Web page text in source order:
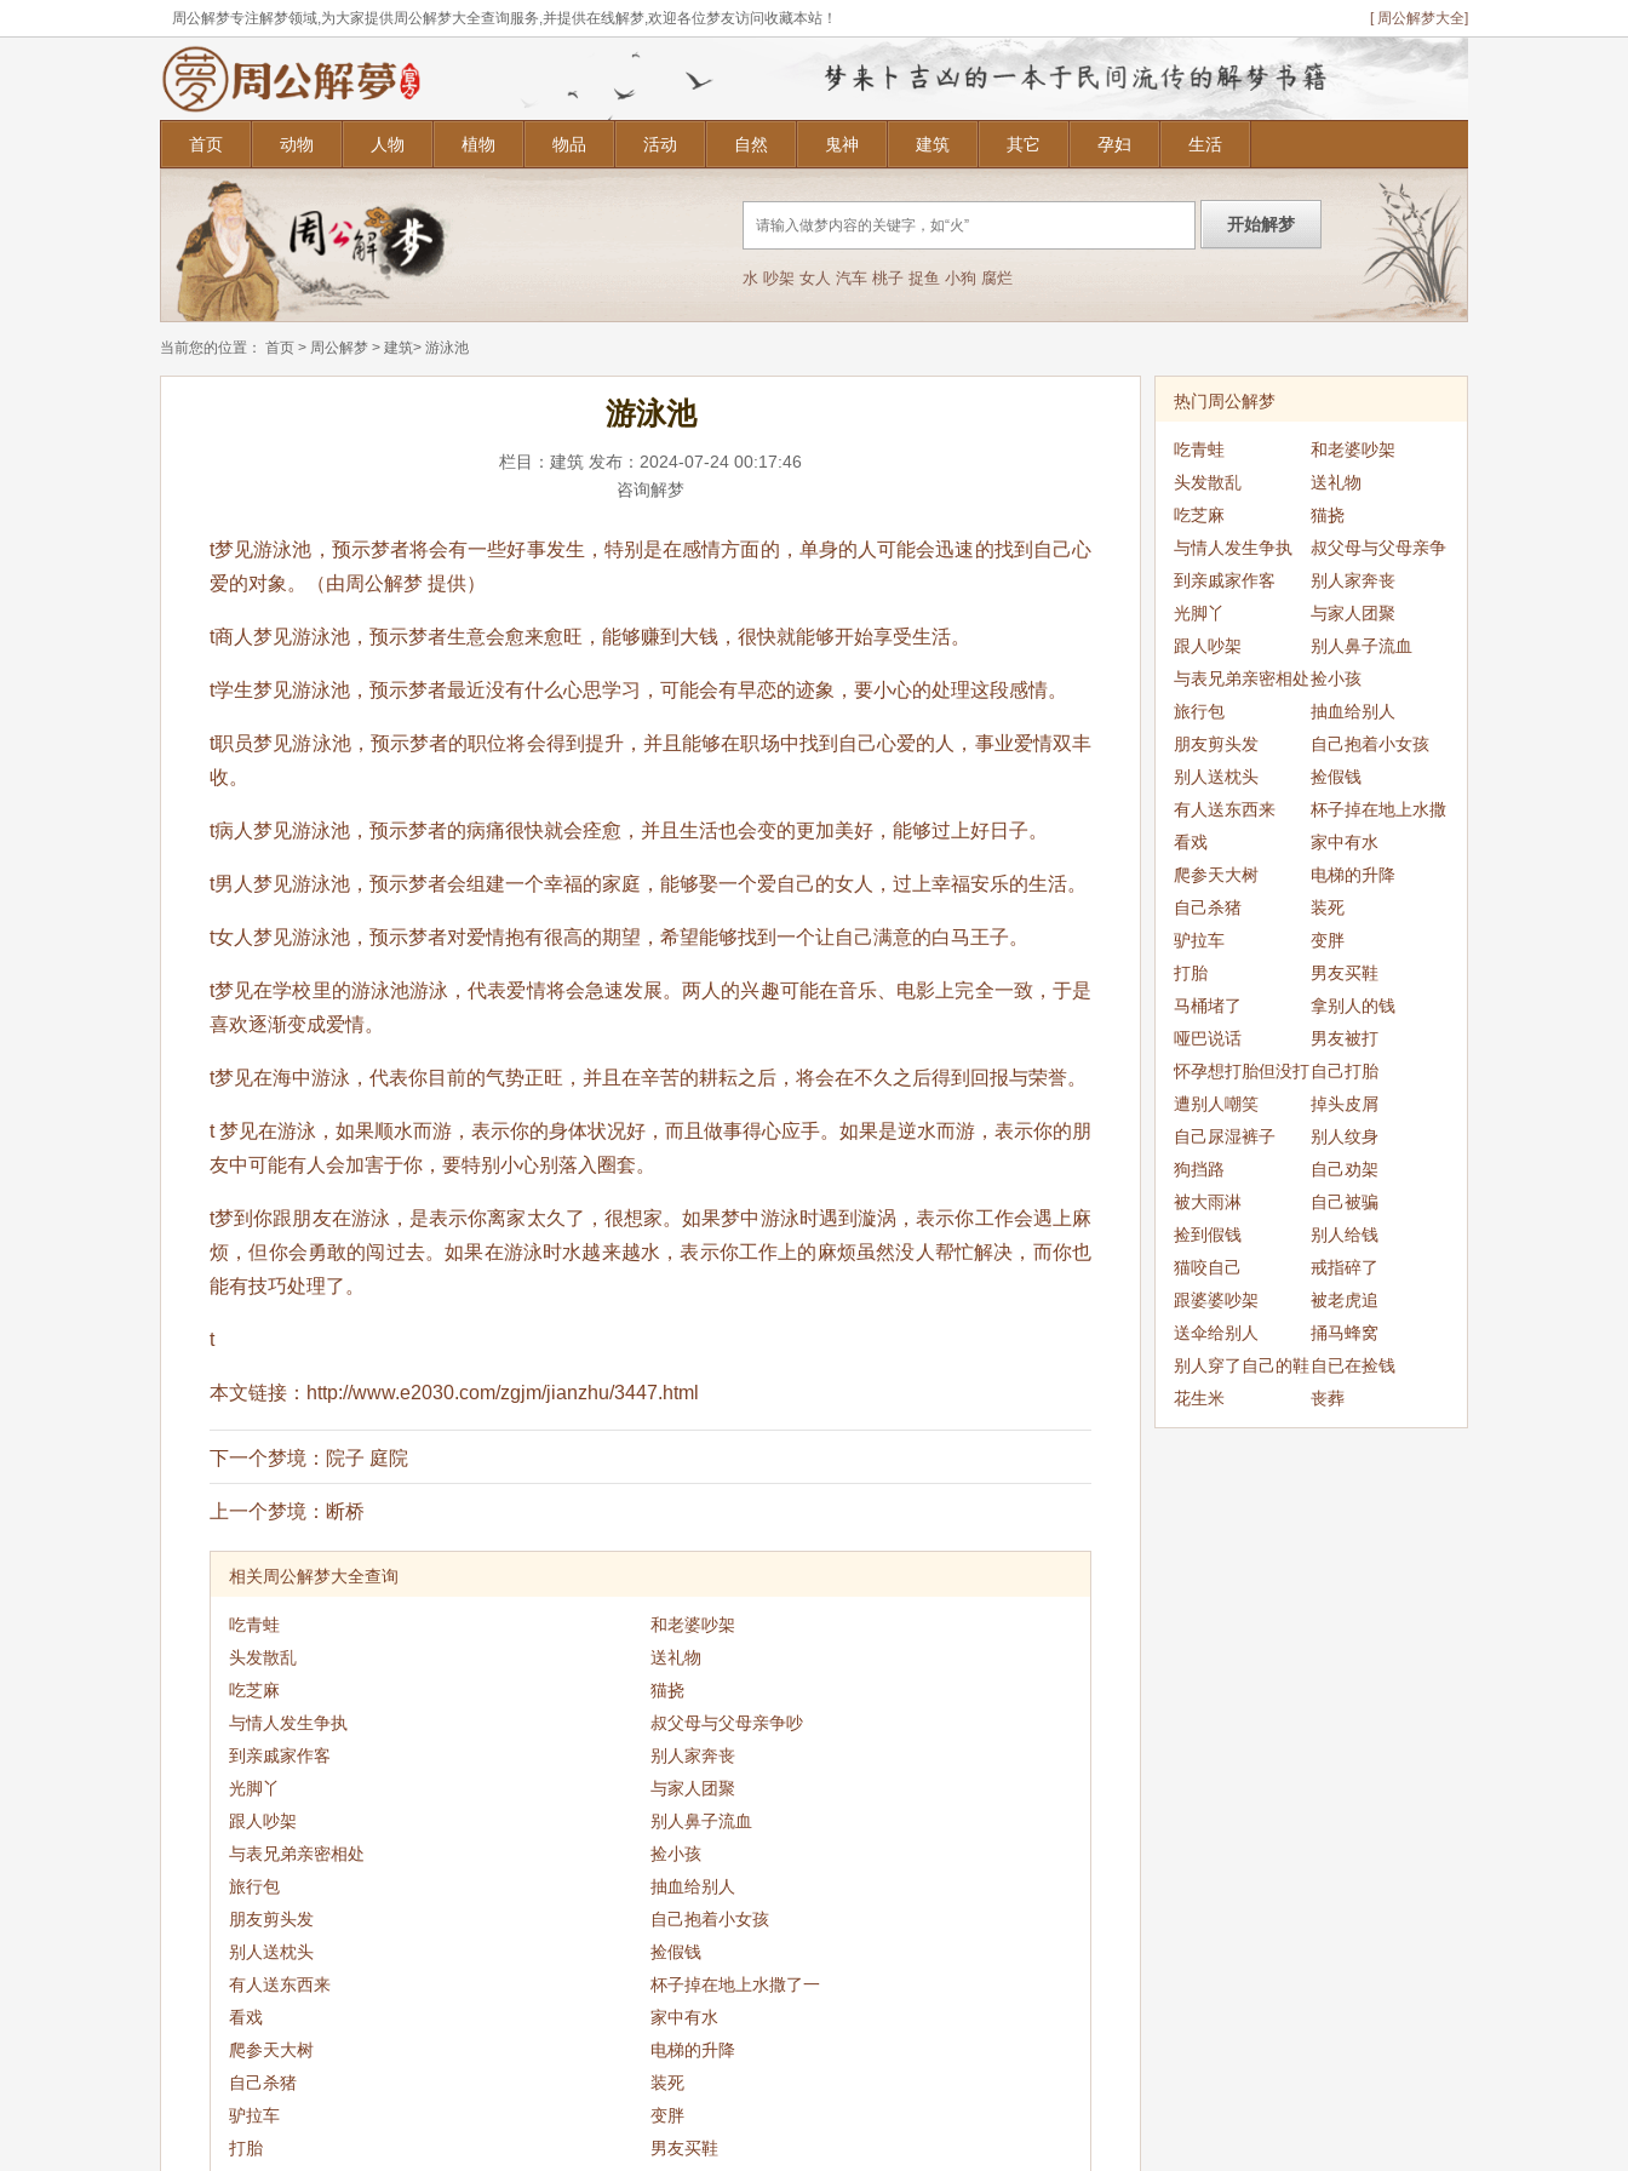
周公解梦专注解梦领域,为大家提供周公解梦大全查询服务,并提供在线解梦,欢迎各位梦友访问收藏本站！ [ 周公解梦大全]
首页 动物 人物 植物 物品 活动 自然 鬼神 建筑 其它 孕妇 生活
水 吵架 女人 汽车 桃子 捉鱼 小狗 腐烂
当前您的位置： 首页 > 周公解梦 > 建筑> 游泳池
游泳池
栏目： 建筑 发布：2024-07-24 00:17:46
咨询解梦
t梦见游泳池，预示梦者将会有一些好事发生，特别是在感情方面的，单身的人可能会迅速的找到自己心
爱的对象。（由周公解梦 提供）
t商人梦见游泳池，预示梦者生意会愈来愈旺，能够赚到大钱，很快就能够开始享受生活。
t学生梦见游泳池，预示梦者最近没有什么心思学习，可能会有早恋的迹象，要小心的处理这段感情。
t职员梦见游泳池，预示梦者的职位将会得到提升，并且能够在职场中找到自己心爱的人，事业爱情双丰
收。
t病人梦见游泳池，预示梦者的病痛很快就会痊愈，并且生活也会变的更加美好，能够过上好日子。
t男人梦见游泳池，预示梦者会组建一个幸福的家庭，能够娶一个爱自己的女人，过上幸福安乐的生活。
t女人梦见游泳池，预示梦者对爱情抱有很高的期望，希望能够找到一个让自己满意的白马王子。
t梦见在学校里的游泳池游泳，代表爱情将会急速发展。两人的兴趣可能在音乐、电影上完全一致，于是
喜欢逐渐变成爱情。
t梦见在海中游泳，代表你目前的气势正旺，并且在辛苦的耕耘之后，将会在不久之后得到回报与荣誉。
t 梦见在游泳，如果顺水而游，表示你的身体状况好，而且做事得心应手。如果是逆水而游，表示你的朋
友中可能有人会加害于你，要特别小心别落入圈套。
t梦到你跟朋友在游泳，是表示你离家太久了，很想家。如果梦中游泳时遇到漩涡，表示你工作会遇上麻
烦，但你会勇敢的闯过去。如果在游泳时水越来越水，表示你工作上的麻烦虽然没人帮忙解决，而你也
能有技巧处理了。
t
本文链接： http://www.e2030.com/zgjm/jianzhu/3447.html
下一个梦境： 院子 庭院
上一个梦境： 断桥
相关周公解梦大全查询
吃青蛙
和老婆吵架
头发散乱
送礼物
吃芝麻
猫挠
与情人发生争执
叔父母与父母亲争吵
到亲戚家作客
别人家奔丧
光脚丫
与家人团聚
跟人吵架
别人鼻子流血
与表兄弟亲密相处
捡小孩
旅行包
抽血给别人
朋友剪头发
自己抱着小女孩
别人送枕头
捡假钱
有人送东西来
杯子掉在地上水撒了一
看戏
家中有水
爬参天大树
电梯的升降
自己杀猪
装死
驴拉车
变胖
打胎
男友买鞋
热门周公解梦
吃青蛙
和老婆吵架
头发散乱
送礼物
吃芝麻
猫挠
与情人发生争执
叔父母与父母亲争
吵
到亲戚家作客
别人家奔丧
光脚丫
与家人团聚
跟人吵架
别人鼻子流血
与表兄弟亲密相处捡小孩
旅行包
抽血给别人
朋友剪头发
自己抱着小女孩
别人送枕头
捡假钱
有人送东西来
杯子掉在地上水撒
了一
看戏
家中有水
爬参天大树
电梯的升降
自己杀猪
装死
驴拉车
变胖
打胎
男友买鞋
马桶堵了
拿别人的钱
哑巴说话
男友被打
怀孕想打胎但没打
成
自己打胎
遭别人嘲笑
掉头皮屑
自己尿湿裤子
别人纹身
狗挡路
自己劝架
被大雨淋
自己被骗
捡到假钱
别人给钱
猫咬自己
戒指碎了
跟婆婆吵架
被老虎追
送伞给别人
捅马蜂窝
别人穿了自己的鞋
子
自已在捡钱
花生米
丧葬